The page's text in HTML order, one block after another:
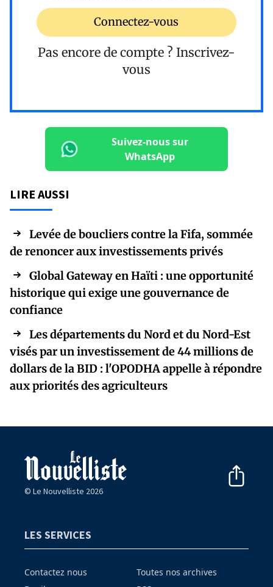
Connectez-vous
Pas encore de compte ? Inscrivez-
vous
Suivez-nous sur
WhatsApp
LIRE AUSSI
Levée de boucliers contre la Fifa, sommée
de renoncer aux investissements privés
Global Gateway en Haïti : une opportunité
historique qui exige une gouvernance de
confiance
Les départements du Nord et du Nord-Est
visés par un investissement de 44 millions de
dollars de la BID : l'OPODHA appelle à répondre
aux priorités des agriculteurs
© Le Nouvelliste 2026
LES SERVICES
Contactez nous
Toutes nos archives